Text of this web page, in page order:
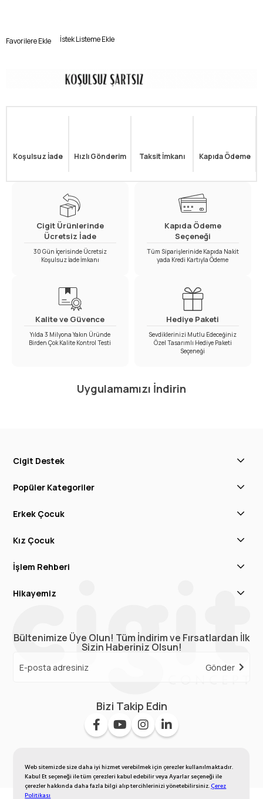
Web sitemizde size daha iyi hizmet verebilmek için çerezler kullanılmaktadır.
Kabul Et seçeneği ile tüm çerezleri kabul edebilir veya Ayarlar seçeneği ile
çerezler hakkında daha fazla bilgi alıp tercihlerinizi yönetebilirsiniz.Çerez
Politikası
Favorilere Ekle İstek Listeme Ekle
Koşulsuz İade Hızlı Gönderim Taksit İmkanı Kapıda Ödeme
Cigit Ürünlerinde
Ücretsiz İade
30 Gün İçerisinde Ücretsiz
Koşulsuz İade İmkanı
Kapıda Ödeme
Seçeneği
Tüm Siparişlerinide Kapıda Nakit
yada Kredi Kartıyla Ödeme
Kalite ve Güvence
Yılda 3 Milyona Yakın Üründe
Birden Çok Kalite Kontrol Testi
Hediye Paketi
Sevdiklerinizi Mutlu Edeceğiniz
Özel Tasarımlı Hediye Paketi
Seçeneği
Uygulamamızı İndirin
Cigit Destek
Popüler Kategoriler
Erkek Çocuk
Kız Çocuk
İşlem Rehberi
Hikayemiz
Bültenimize Üye Olun! Tüm İndirim ve Fırsatlardan İlk
Sizin Haberiniz Olsun!
Gönder
Bizi Takip Edin